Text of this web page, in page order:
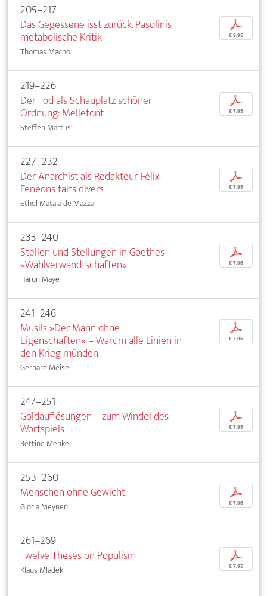
205–217
Das Gegessene isst zurück. Pasolinis
metabolische Kritik
Thomas Macho
p
€ 9,95
219–226
Der Tod als Schauplatz schöner
Ordnung: Mellefont
Steffen Martus
p
€ 7,95
227–232
Der Anarchist als Redakteur. Félix
Fénéons faits divers
Ethel Matala de Mazza
p
€ 7,95
233–240
Stellen und Stellungen in Goethes
»Wahlverwandtschaften«
Harun Maye
p
€ 7,95
241–246
Musils »Der Mann ohne
Eigenschaften« – Warum alle Linien in
den Krieg münden
Gerhard Meisel
p
€ 7,95
247–251
Goldauflösungen – zum Windei des
Wortspiels
Bettine Menke
p
€ 7,95
253–260
Menschen ohne Gewicht
Gloria Meynen
p
€ 7,95
261–269
Twelve Theses on Populism
Klaus Mladek
p
€ 7,95